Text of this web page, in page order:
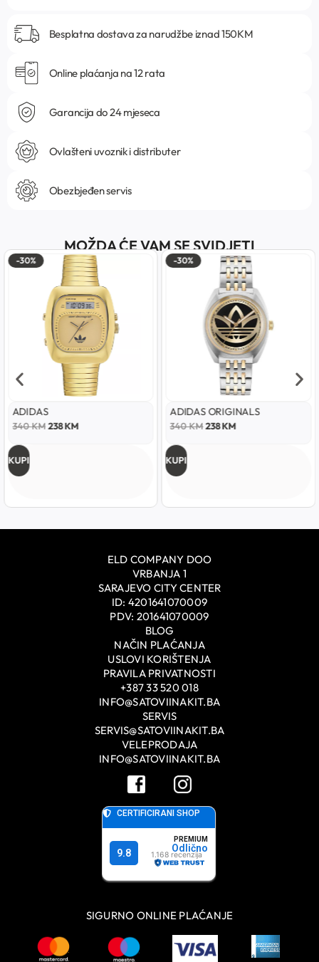
Besplatna dostava za narudžbe iznad 150KM
Online plaćanja na 12 rata
Garancija do 24 mjeseca
Ovlašteni uvoznik i distributer
Obezbjeđen servis
MOŽDA ĆE VAM SE SVIDJETI
-30%
ADIDAS
340KM238KM
KUPI
-30%
ADIDAS ORIGINALS
340KM238KM
KUPI
ELD COMPANY DOO
VRBANJA 1
SARAJEVO CITY CENTER
ID: 4201641070009
PDV: 201641070009
BLOG
NAČIN PLAĆANJA
USLOVI KORIŠTENJA
PRAVILA PRIVATNOSTI
+387 33 520 018
INFO@SATOVIINAKIT.BA
SERVIS
SERVIS@SATOVIINAKIT.BA
VELEPRODAJA
INFO@SATOVIINAKIT.BA
SIGURNO ONLINE PLAĆANJE